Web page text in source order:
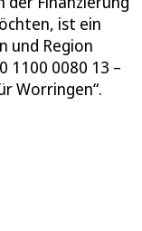
ist ein
und Region
1100 0080 13 –
Worringen“.